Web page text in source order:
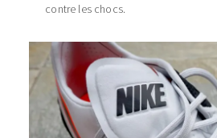
contre les chocs.